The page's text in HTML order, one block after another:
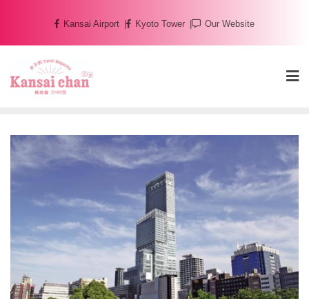
content
Kansai Airport Kyoto Tower Our Website